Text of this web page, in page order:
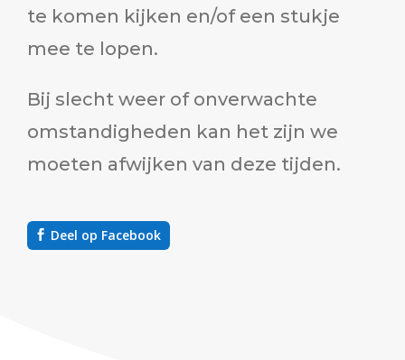
te komen kijken en/of een stukje
mee te lopen.
Bij slecht weer of onverwachte
omstandigheden kan het zijn we
moeten afwijken van deze tijden.
Deel op Facebook